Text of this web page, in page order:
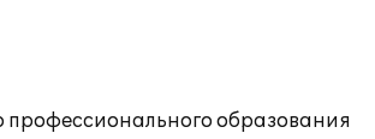
профессионального образования